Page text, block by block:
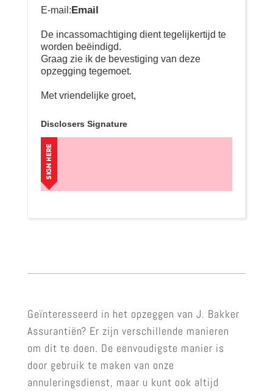
E-mail:Email
De incassomachtiging dient tegelijkertijd te
worden beëindigd.
Graag zie ik de bevestiging van deze
opzegging tegemoet.
Met vriendelijke groet,
Disclosers Signature
Geïnteresseerd in het opzeggen van J. Bakker
Assurantiën? Er zijn verschillende manieren
om dit te doen. De eenvoudigste manier is
door gebruik te maken van onze
annuleringsdienst, maar u kunt ook altijd